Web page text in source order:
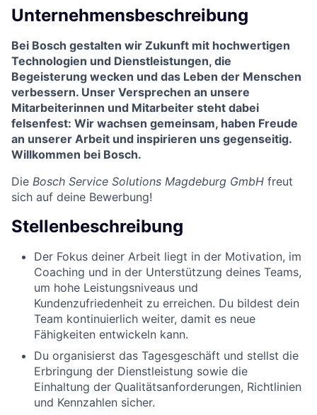
Unternehmensbeschreibung
Bei Bosch gestalten wir Zukunft mit hochwertigen
Technologien und Dienstleistungen, die
Begeisterung wecken und das Leben der Menschen
verbessern. Unser Versprechen an unsere
Mitarbeiterinnen und Mitarbeiter steht dabei
felsenfest: Wir wachsen gemeinsam, haben Freude
an unserer Arbeit und inspirieren uns gegenseitig.
Willkommen bei Bosch.
Die Bosch Service Solutions Magdeburg GmbH freut
sich auf deine Bewerbung!
Stellenbeschreibung
Der Fokus deiner Arbeit liegt in der Motivation, im
Coaching und in der Unterstützung deines Teams,
um hohe Leistungsniveaus und
Kundenzufriedenheit zu erreichen. Du bildest dein
Team kontinuierlich weiter, damit es neue
Fähigkeiten entwickeln kann.
Du organisierst das Tagesgeschäft und stellst die
Erbringung der Dienstleistung sowie die
Einhaltung der Qualitätsanforderungen, Richtlinien
und Kennzahlen sicher.